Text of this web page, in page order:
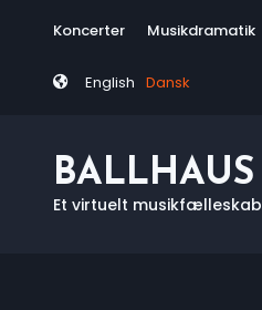
content
Tag
Koncerter Musikdramatik
English Dansk
BALLHAUS
Et virtuelt musikfælleskab